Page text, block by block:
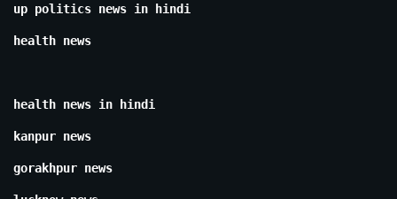
up politics news in hindi
health news
health news in hindi
kanpur news
gorakhpur news